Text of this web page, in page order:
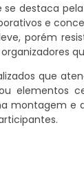
destaca
e
porém
que
elementos
montagem e